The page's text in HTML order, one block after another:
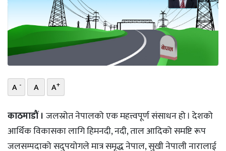
भिडियो
छापा
खोज
ऊर्जा
विशेष
A - A A+
काठमाडाैं । जलस्रोत नेपालको एक महत्त्वपूर्ण संसाधन हो । देशको
आर्थिक विकासका लागि हिमनदी, नदी, ताल आदिको समष्टि रूप
जलसम्पदाको सदुपयोगले मात्र समृद्ध नेपाल, सुखी नेपाली नारालाई